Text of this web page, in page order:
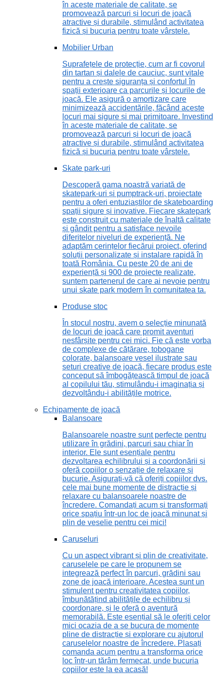
în aceste materiale de calitate, se
promovează parcuri și locuri de joacă
atractive și durabile, stimulând activitatea
fizică și bucuria pentru toate vârstele.
Mobilier Urban
Suprafețele de protecție, cum ar fi covorul
din tartan și dalele de cauciuc, sunt vitale
pentru a crește siguranța și confortul în
spații exterioare ca parcurile și locurile de
joacă. Ele asigură o amortizare care
minimizează accidentările, făcând aceste
locuri mai sigure și mai primitoare. Investind
în aceste materiale de calitate, se
promovează parcuri și locuri de joacă
atractive și durabile, stimulând activitatea
fizică și bucuria pentru toate vârstele.
Skate park-uri
Descoperă gama noastră variată de
skatepark-uri și pumptrack-uri, proiectate
pentru a oferi entuziaștilor de skateboarding
spații sigure și inovative. Fiecare skatepark
este construit cu materiale de înaltă calitate
și gândit pentru a satisface nevoile
diferitelor niveluri de experiență. Ne
adaptăm cerințelor fiecărui proiect, oferind
soluții personalizate și instalare rapidă în
toată România. Cu peste 20 de ani de
experiență și 900 de proiecte realizate,
suntem partenerul de care ai nevoie pentru
unui skate park modern în comunitatea ta.
Produse stoc
În stocul nostru, avem o selecție minunată
de locuri de joacă care promit aventuri
nesfârșite pentru cei mici. Fie că este vorba
de complexe de cățărare, tobogane
colorate, balansoare vesel ilustrate sau
seturi creative de joacă, fiecare produs este
conceput să îmbogățească timpul de joacă
al copilului tău, stimulându-i imaginația și
dezvoltându-i abilitățile motrice.
Echipamente de joacă
Balansoare
Balansoarele noastre sunt perfecte pentru
utilizare în grădini, parcuri sau chiar în
interior. Ele sunt esențiale pentru
dezvoltarea echilibrului și a coordonării și
oferă copiilor o senzație de relaxare și
bucurie. Asigurați-vă că oferiți copiilor dvs.
cele mai bune momente de distracție și
relaxare cu balansoarele noastre de
încredere. Comandați acum și transformați
orice spațiu într-un loc de joacă minunat și
plin de veselie pentru cei mici!
Caruseluri
Cu un aspect vibrant și plin de creativitate,
caruselele pe care le propunem se
integrează perfect în parcuri, grădini sau
zone de joacă interioare. Acestea sunt un
stimulent pentru creativitatea copiilor,
îmbunătățind abilitățile de echilibru și
coordonare, și le oferă o aventură
memorabilă. Este esențial să le oferiți celor
mici ocazia de a se bucura de momente
pline de distracție și explorare cu ajutorul
caruselelor noastre de încredere. Plasați
comanda acum pentru a transforma orice
loc într-un tărâm fermecat, unde bucuria
copiilor este la ea acasă!